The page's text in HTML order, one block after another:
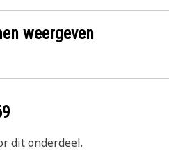
weergeven
dit onderdeel.